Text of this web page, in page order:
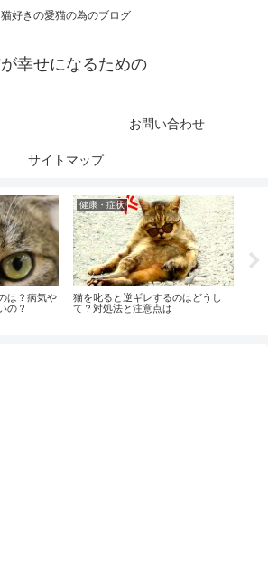
猫好きの愛猫の為のブログ
幸せになるための
お問い合わせ
サイトマップ
は？病気や
の？
健康・症状
猫を叱ると逆ギレするのはどうし
て？対処法と注意点は